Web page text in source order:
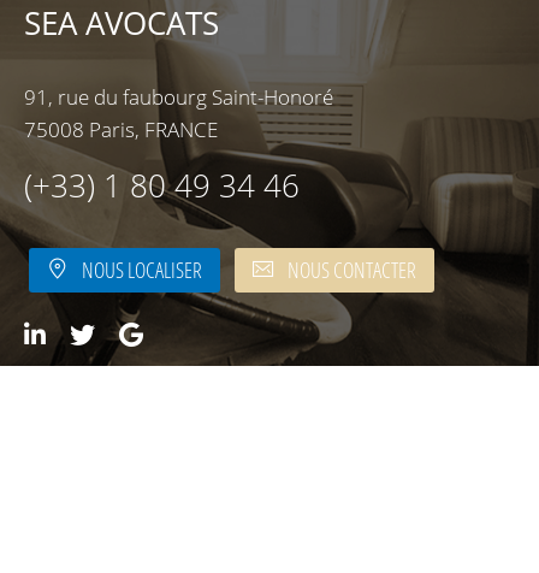
SEA AVOCATS
91, rue du faubourg Saint-Honoré
75008 Paris, FRANCE
(+33) 1 80 49 34 46
NOUS LOCALISER NOUS CONTACTER